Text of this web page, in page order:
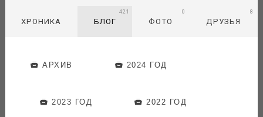
ХРОНИКА БЛОГ
421
ФОТО
0
ДРУЗЬЯ
8
АРХИВ 2024 ГОД
2023 ГОД 2022 ГОД